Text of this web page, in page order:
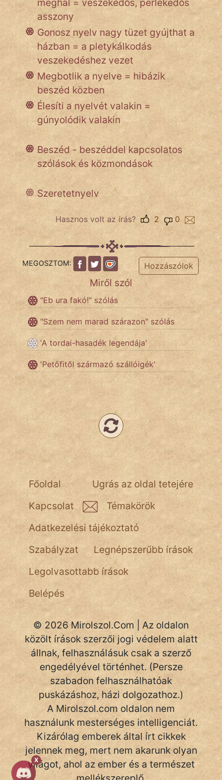
X
szemfülesmeghal = veszekedős, perlekedős
asszony
Gonosz nyelv nagy tüzet gyújthat a
házban = a pletykálkodás
veszekedéshez vezet
Megbotlik a nyelve = hibázik
beszéd közben
Élesíti a nyelvét valakin =
gúnyolódik valakin
Beszéd - beszéddel kapcsolatos
szólások és közmondások
Szeretetnyelv
Hasznos volt az írás? 0
2
MEGOSZTOM: Hozzászólok
Miről szól
"Eb ura fakó!" szólás
"Szem nem marad szárazon" szólás
'A tordai-hasadék legendája'
'Petőfitől származó szállóigék'
Ugrás az oldal tetejére
Főoldal
Kapcsolat
Témakörök
Adatkezelési tájékoztató
Szabályzat
Legnépszerűbb írások
Legolvasottabb írások
Belépés
© 2026 Mirolszol.Com | Az oldalon
közölt írások szerzői jogi védelem alatt
állnak, felhasználásuk csak a szerző
engedélyével történhet. (Persze
szabadon felhasználhatóak
puskázáshoz, házi dolgozathoz.)
A Mirolszol.com oldalon nem
használunk mesterséges intelligenciát.
Kizárólag emberek által írt cikkek
jelennek meg, mert nem akarunk olyan
világot, ahol az ember és a természet